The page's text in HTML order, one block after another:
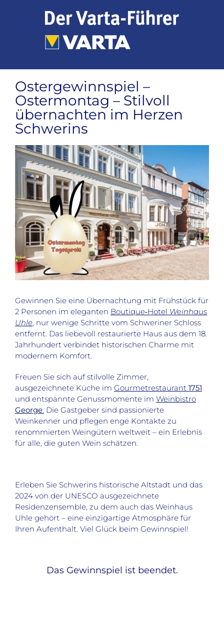
Ostergewinnspiel –
Ostermontag – Stilvoll
übernachten im Herzen
Schwerins
Zeige
grösseres
Bild
Gewinnen Sie eine Übernachtung mit Frühstück für
2 Personen im eleganten Boutique‑Hotel Weinhaus
Uhle, nur wenige Schritte vom Schweriner Schloss
entfernt. Das liebevoll restaurierte Haus aus dem 18.
Jahrhundert verbindet historischen Charme mit
modernem Komfort.
Freuen Sie sich auf stilvolle Zimmer,
ausgezeichnete Küche im Gourmetrestaurant 1751
und entspannte Genussmomente im Weinbistro
George. Die Gastgeber sind passionierte
Weinkenner und pflegen enge Kontakte zu
renommierten Weingütern weltweit – ein Erlebnis
für alle, die guten Wein schätzen.
Erleben Sie Schwerins historische Altstadt und das
2024 von der UNESCO ausgezeichnete
Residenzensemble, zu dem auch das Weinhaus
Uhle gehört – eine einzigartige Atmosphäre für
Ihren Aufenthalt. Viel Glück beim Gewinnspiel!
Das Gewinnspiel ist beendet.